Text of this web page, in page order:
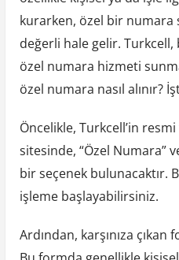
kurarken, özel bir numara
değerli hale gelir. Turkcell,
özel numara hizmeti
özel numara nasıl alınır?
Öncelikle, Turkcell’in
sitesinde, “Özel Numara”
bir seçenek bulunacaktır.
işleme başlayabilirsiniz.
Ardından, karşınıza